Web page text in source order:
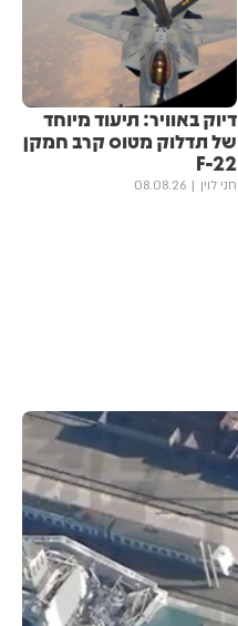
דיוק באוויר: תיעוד מיוחד
של תדלוק מטוס קרב חמקן
F-22
חני לוין 08.08.26